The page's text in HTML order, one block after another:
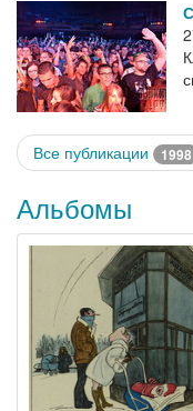
Все публикации 1998
Альбомы